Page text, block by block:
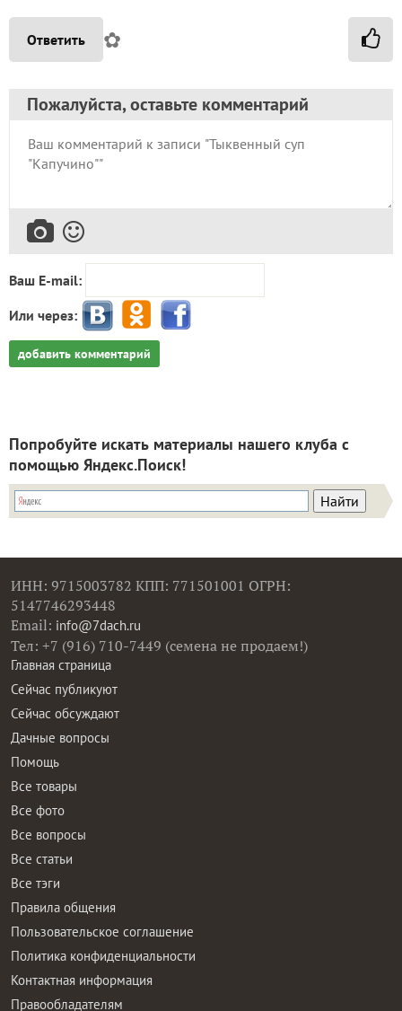
Ответить ✿
Пожалуйста, оставьте комментарий
Ваш E-mail:
Или через:
добавить комментарий
Попробуйте искать материалы нашего клуба с
помощью Яндекс.Поиск!
ИНН: 9715003782 КПП: 771501001 ОГРН:
5147746293448
Email: info@7dach.ru
Тел: +7 (916) 710-7449 (семена не продаем!)
Главная страница
Сейчас публикуют
Сейчас обсуждают
Дачные вопросы
Помощь
Все товары
Все фото
Все вопросы
Все статьи
Все тэги
Правила общения
Пользовательское соглашение
Политика конфиденциальности
Контактная информация
Правообладателям